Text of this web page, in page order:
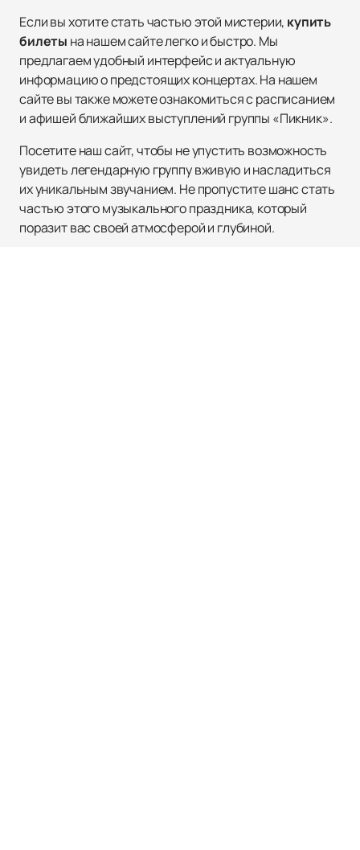
Если вы хотите стать частью этой мистерии, купить
билеты на нашем сайте легко и быстро. Мы
предлагаем удобный интерфейс и актуальную
информацию о предстоящих концертах. На нашем
сайте вы также можете ознакомиться с расписанием
и афишей ближайших выступлений группы «Пикник».
Посетите наш сайт, чтобы не упустить возможность
увидеть легендарную группу вживую и насладиться
их уникальным звучанием. Не пропустите шанс стать
частью этого музыкального праздника, который
поразит вас своей атмосферой и глубиной.